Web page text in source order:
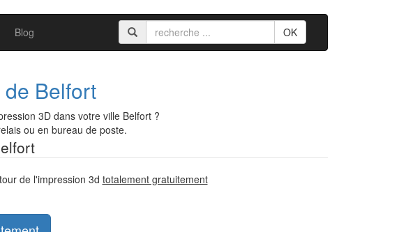
Blog OK
Belfort
3D dans votre ville Belfort ?
ou en bureau de poste.
de l'impression 3d totalement gratuitement